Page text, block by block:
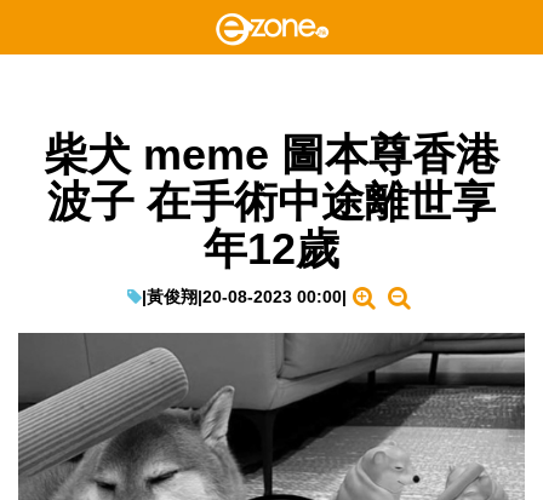
柴犬 meme 圖本尊香港
波子 在手術中途離世享
年12歲
|黃俊翔|20-08-2023 00:00|